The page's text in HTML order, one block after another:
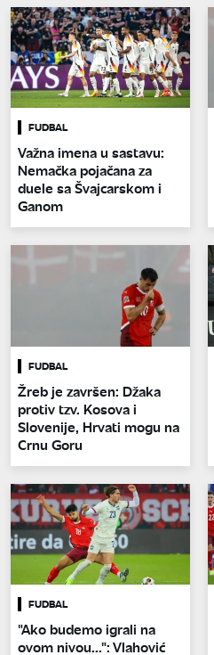
FUDBAL
Važna imena u sastavu:
Nemačka pojačana za
duele sa Švajcarskom i
Ganom
FUDBAL
Žreb je završen: Džaka
protiv tzv. Kosova i
Slovenije, Hrvati mogu na
Crnu Goru
FUDBAL
"Ako budemo igrali na
ovom nivou...": Vlahović